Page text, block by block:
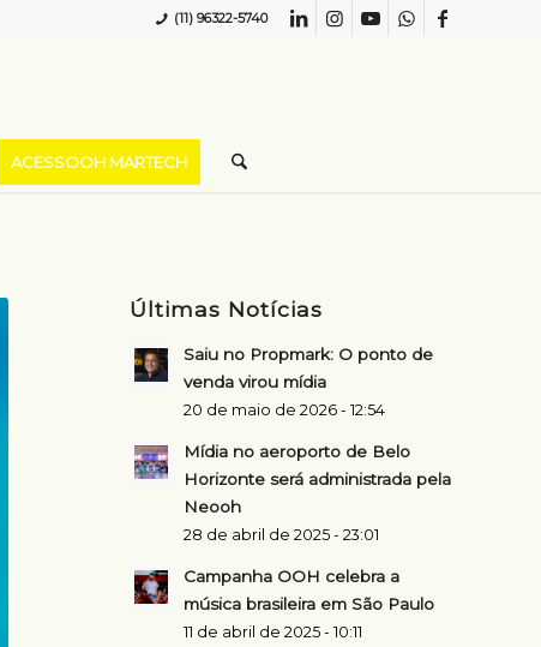
(11) 96322-5740
ACESSOOH MARTECH
Últimas Notícias
Saiu no Propmark: O ponto de
venda virou mídia
20 de maio de 2026 - 12:54
Mídia no aeroporto de Belo
Horizonte será administrada pela
Neooh
28 de abril de 2025 - 23:01
Campanha OOH celebra a
música brasileira em São Paulo
11 de abril de 2025 - 10:11